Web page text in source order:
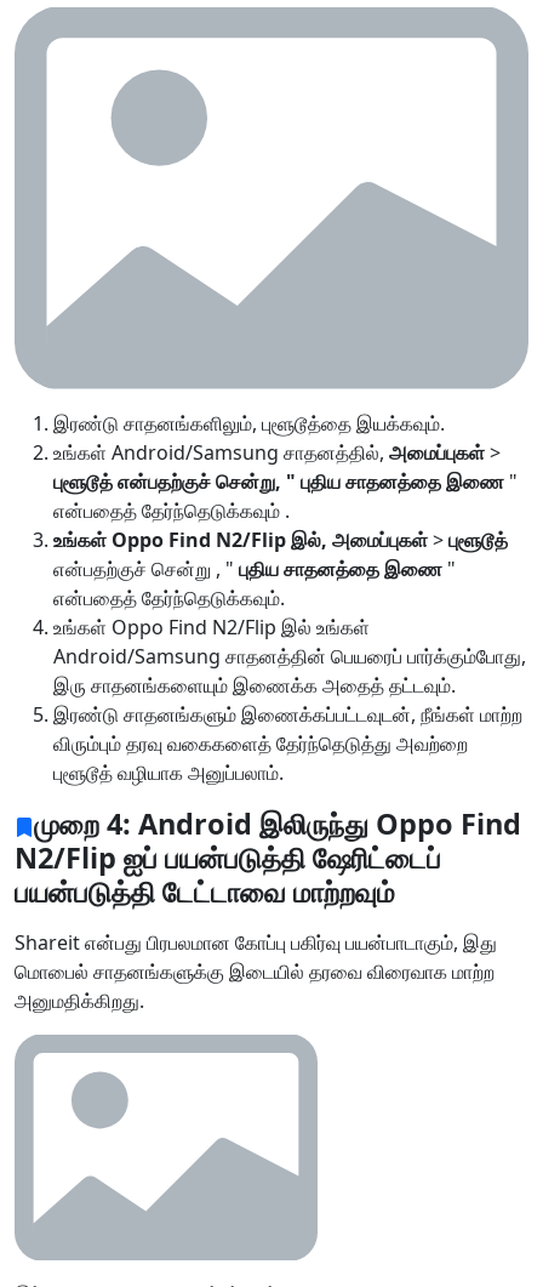
இரண்டு சாதனங்களிலும், புளூடூத்தை இயக்கவும்.
உங்கள் Android/Samsung சாதனத்தில், அமைப்புகள்>
புளூடூத் என்பதற்குச் சென்று, " புதிய சாதனத்தை இணை "
என்பதைத் தேர்ந்தெடுக்கவும் .
உங்கள் Oppo Find N2/Flip இல், அமைப்புகள்>புளூடூத்
என்பதற்குச் சென்று , " புதிய சாதனத்தை இணை "
என்பதைத் தேர்ந்தெடுக்கவும்.
உங்கள் Oppo Find N2/Flip இல் உங்கள்
Android/Samsung சாதனத்தின் பெயரைப் பார்க்கும்போது,
​​இரு சாதனங்களையும் இணைக்க அதைத் தட்டவும்.
இரண்டு சாதனங்களும் இணைக்கப்பட்டவுடன், நீங்கள் மாற்ற
விரும்பும் தரவு வகைகளைத் தேர்ந்தெடுத்து அவற்றை
புளூடூத் வழியாக அனுப்பலாம்.
முறை 4: Android இலிருந்து Oppo Find
N2/Flip ஐப் பயன்படுத்தி ஷேரிட்டைப்
பயன்படுத்தி டேட்டாவை மாற்றவும்
Shareit என்பது பிரபலமான கோப்பு பகிர்வு பயன்பாடாகும், இது
மொபைல் சாதனங்களுக்கு இடையில் தரவை விரைவாக மாற்ற
அனுமதிக்கிறது.
மொழி மாறுதல்
English Nederlands
日本
Español
Português
Deutsche
Français
Italiano
Norsk
Suomalainen
Dansk
Ελληνικά
Türk
русский
Română
繁體中文